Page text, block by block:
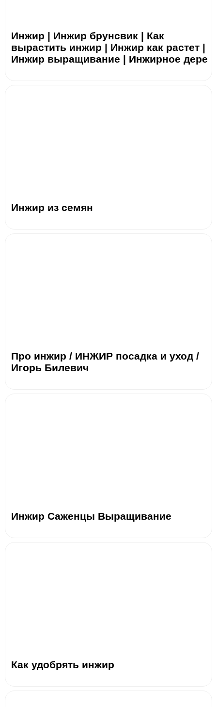
Инжир | Инжир брунсвик | Как
вырастить инжир | Инжир как растет |
Инжир выращивание | Инжирное дере
Инжир из семян
Про инжир / ИНЖИР посадка и уход /
Игорь Билевич
Инжир Саженцы Выращивание
Как удобрять инжир